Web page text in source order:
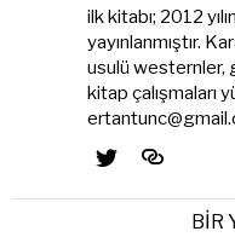
ilk kitabı; 2012
yayınlanmıştır.
usulü westernler,
kitap çalışmaları
BIR